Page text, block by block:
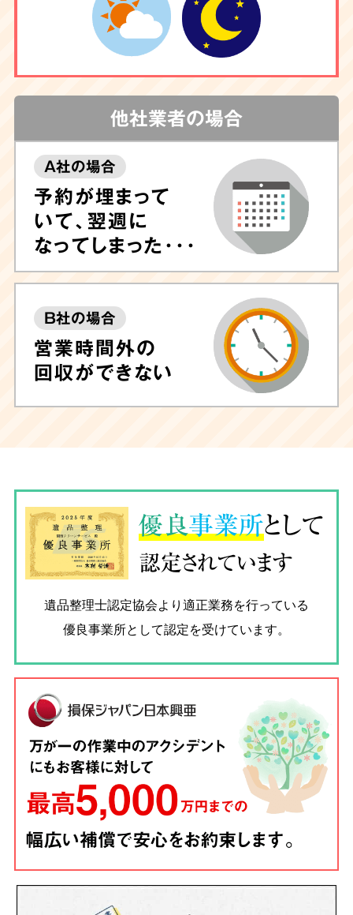
害虫駆除
しつこい汚れや臭いが気になる場合は清掃後に
除菌や脱臭、ハウスクリーニングも可能ですの
で、ぜひお任せ下さい。
専門的なノウハウに長
けたプロのスタッフが専門機器・特殊洗剤を用
いて迅速に対応いたします。
他社業者の場合
A社の場合
予約が埋まって
いて、翌週に
なってしまった･･･
B社の場合
営業時間外の
回収ができない
優良事業所として
認定されています
遺品整理士認定協会より適正業務を行っている
優良事業所として認定を受けています。